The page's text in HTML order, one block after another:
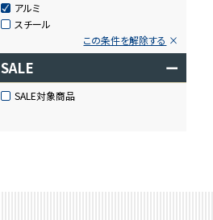
アルミ
スチール
この条件を解除する
SALE ー
SALE対象商品